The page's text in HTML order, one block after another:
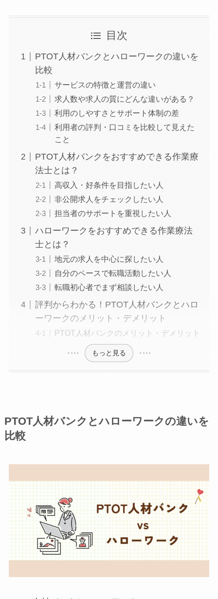
目次
PTOT人材バンクとハローワークの違いを
比較
サービスの特徴と運営の違い
求人数や求人の質にどんな違いがある？
利用のしやすさとサポート体制の差
利用者の評判・口コミを比較して見えた
こと
PTOT人材バンクをおすすめできる作業療
法士とは？
高収入・好条件を目指したい人
非公開求人をチェックしたい人
担当者のサポートを重視したい人
ハローワークをおすすめできる作業療法
士とは？
地元の求人を中心に探したい人
自分のペースで転職活動したい人
転職初心者でまず相談したい人
評判からわかる！PTOT人材バンクとハロ
ーワークのメリット・デメリット
PTOT人材バンクのメリット・デメリット
もっと見る
PTOT人材バンクとハローワークの違いを
比較